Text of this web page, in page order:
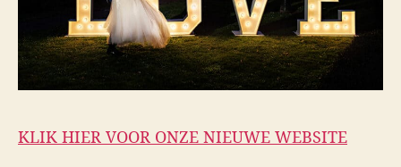
KLIK HIER VOOR ONZE NIEUWE WEBSITE